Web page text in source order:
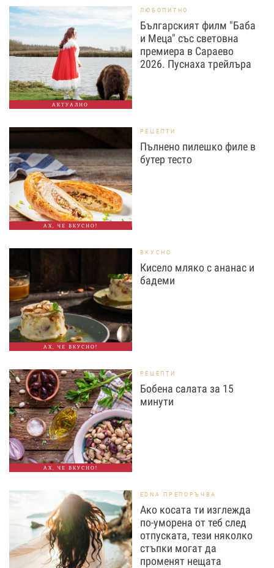
АКТУАЛНО
ЛЮБОПИТНО
Българският филм "Баба
и Меца" със световна
премиера в Сараево
2026. Пуснаха трейлъра
АХ, ЧЕ ВКУСНО!
РЕЦЕПТИ
Пълнено пилешко филе в
бутер тесто
АХ, ЧЕ ВКУСНО!
ВКУСНО
Кисело мляко с ананас и
бадеми
АХ, ЧЕ ВКУСНО!
РЕЦЕПТИ
Бобена салата за 15
минути
EDNA ПРЕПОРЪЧВА
Ако косата ти изглежда
по-уморена от теб след
отпуската, тези няколко
стъпки могат да
променят нещата